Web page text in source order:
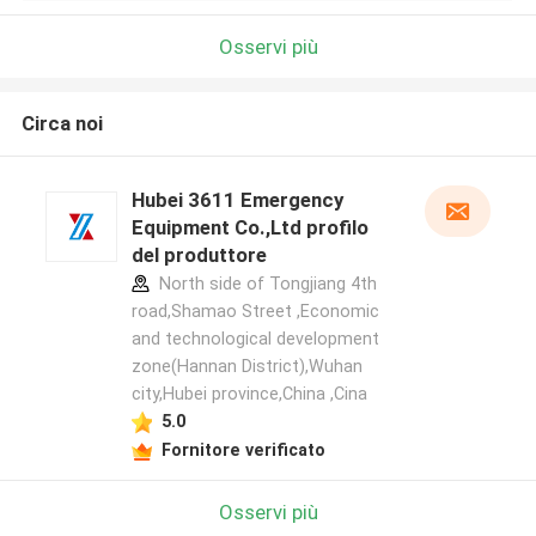
Osservi più
Circa noi
Hubei 3611 Emergency
Equipment Co.,Ltd profilo
del produttore
North side of Tongjiang 4th
road,Shamao Street ,Economic
and technological development
zone(Hannan District),Wuhan
city,Hubei province,China ,Cina
5.0
Fornitore verificato
Osservi più